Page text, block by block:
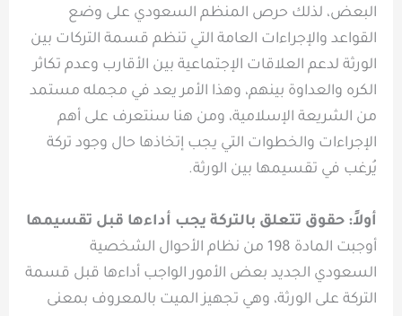
البعض، لذلك حرص المنظم السعودي على وضع
القواعد والإجراءات العامة التي تنظم قسمة التركات بين
الورثة لدعم العلاقات الإجتماعية بين الأقارب وعدم تكاثر
الكره والعداوة بينهم، وهذا الأمر يعد في مجمله مستمد
من الشريعة الإسلامية، ومن هنا سنتعرف على أهم
الإجراءات والخطوات التي يجب إتخاذها حال وجود تركة
يُرغب في تقسيمها بين الورثة.
أولاً: حقوق تتعلق بالتركة يجب أداءها قبل تقسيمها
أوجبت المادة 198 من نظام الأحوال الشخصية
السعودي الجديد بعض الأمور الواجب أداءها قبل قسمة
التركة على الورثة، وهي تجهيز الميت بالمعروف بمعنى